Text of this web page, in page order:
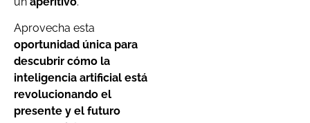
Aprovecha esta
oportunidad única para
descubrir cómo la
inteligencia artificial está
revolucionando el
presente y el futuro